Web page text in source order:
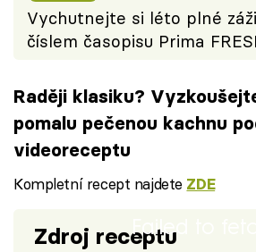
Vychutnejte si léto plné
číslem časopisu Prima
Raději klasiku?
pomalu pečenou kachnu
videoreceptu
Kompletní recept najdete ZDE
Failed to fetch
Zdroj receptu